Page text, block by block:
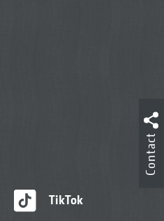
TikTok
Contact